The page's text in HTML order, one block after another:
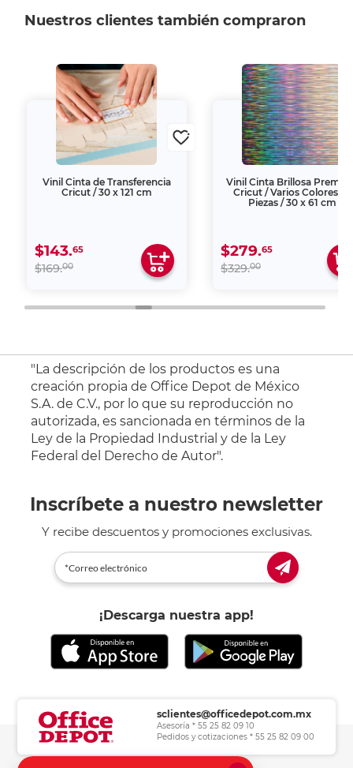
Nuestros clientes también compraron
Vinil Cinta de Transferencia
Cricut / 30 x 121 cm
$143.65
$169.00
Vinil Cinta Brillosa
Cricut / Varios Colores / 3
Piezas / 30 x 61 cm
$279.65
$329.00
"La descripción de los productos es una
creación propia de Office Depot de México
S.A. de C.V., por lo que su reproducción no
autorizada, es sancionada en términos de la
Ley de la Propiedad Industrial y de la Ley
Federal del Derecho de Autor".
Inscríbete a nuestro newsletter
Y recibe descuentos y promociones exclusivas.
¡Descarga nuestra app!
sclientes@officedepot.com.mx
Asesoría * 55 25 82 09 10
Pedidos y cotizaciones * 55 25 82 09 00